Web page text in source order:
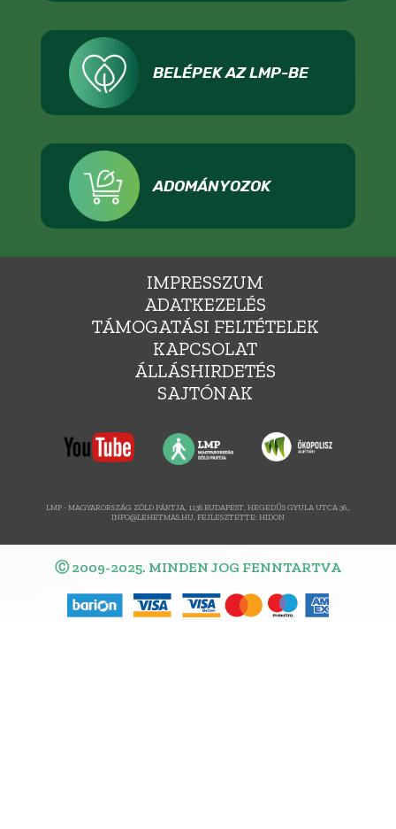
BELÉPEK AZ LMP-BE
ADOMÁNYOZOK
IMPRESSZUM
ADATKEZELÉS
TÁMOGATÁSI FELTÉTELEK
KAPCSOLAT
ÁLLÁSHIRDETÉS
SAJTÓNAK
LMP - MAGYARORSZÁG ZÖLD PÁRTJA, 1136 BUDAPEST, HEGEDŰS GYULA UTCA 36.,
INFO@LEHETMAS.HU, FEJLESZTETTE:HIDON
Ⓒ 2009-2025. MINDEN JOG FENNTARTVA